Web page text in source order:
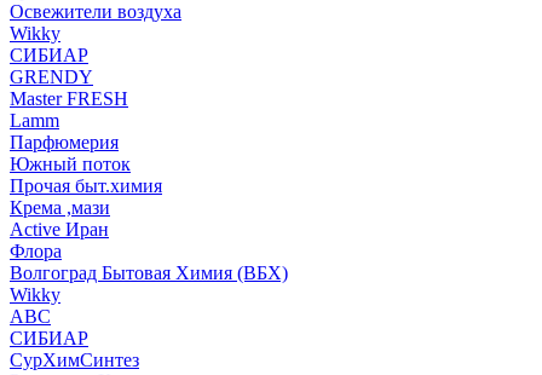
Освежители воздуха
Wikky
СИБИАР
GRENDY
Master FRESH
Lamm
Парфюмерия
Южный поток
Прочая быт.химия
Крема ,мази
Аctive Иран
Флора
Волгоград Бытовая Химия (ВБХ)
Wikky
АВС
СИБИАР
СурХимСинтез